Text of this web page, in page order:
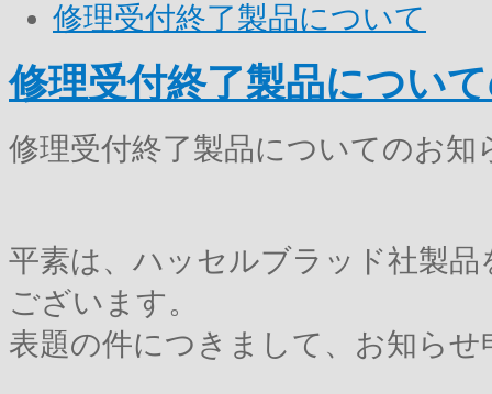
修理受付終了製品について
修理受付終了製品につい
修理受付終了製品についてのお知
平素は、ハッセルブラッド社製
ございます。
表題の件につきまして、お知ら